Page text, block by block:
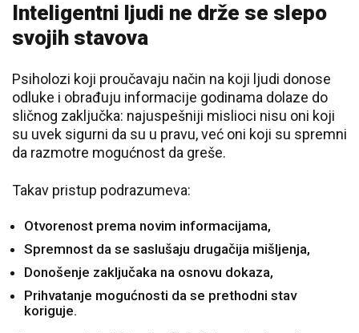
Inteligentni ljudi ne drže se slepo
svojih stavova
Psiholozi koji proučavaju način na koji ljudi donose
odluke i obrađuju informacije godinama dolaze do
sličnog zaključka: najuspešniji mislioci nisu oni koji
su uvek sigurni da su u pravu, već oni koji su spremni
da razmotre mogućnost da greše.
Takav pristup podrazumeva:
Otvorenost prema novim informacijama,
Spremnost da se saslušaju drugačija mišljenja,
Donošenje zaključaka na osnovu dokaza,
Prihvatanje mogućnosti da se prethodni stav
koriguje.